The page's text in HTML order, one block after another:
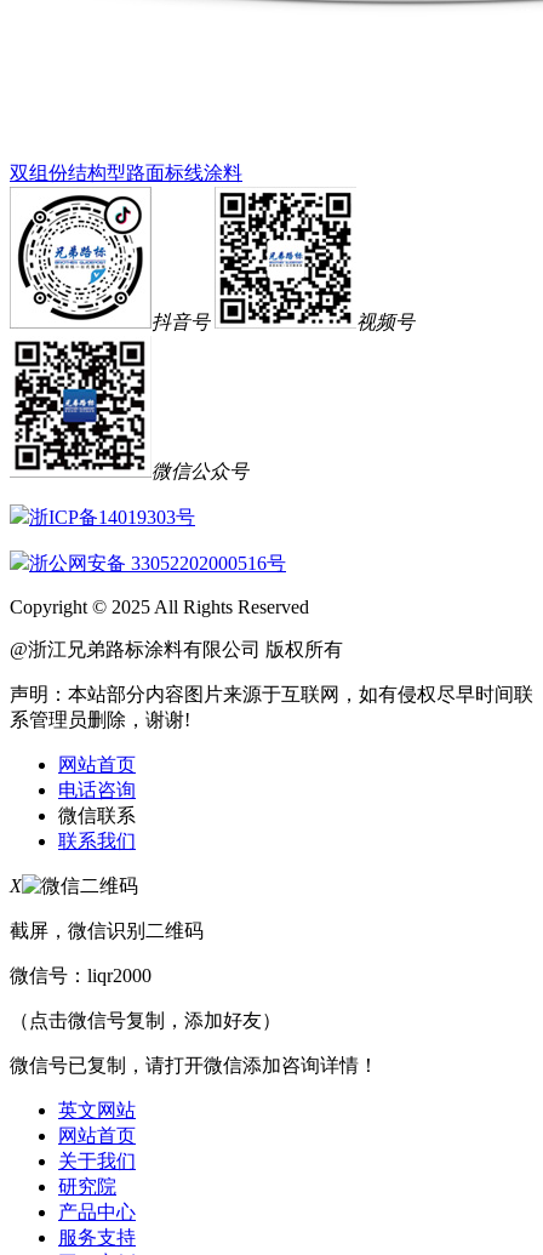
双组份结构型路面标线涂料
抖音号 视频号
微信公众号
浙ICP备14019303号
浙公网安备 33052202000516号
Copyright © 2025 All Rights Reserved
@浙江兄弟路标涂料有限公司 版权所有
声明：本站部分内容图片来源于互联网，如有侵权尽早时间联
系管理员删除，谢谢!
网站首页
电话咨询
微信联系
联系我们
X
截屏，微信识别二维码
微信号： liqr2000
（点击微信号复制，添加好友）
微信号已复制，请打开微信添加咨询详情！
英文网站
网站首页
关于我们
研究院
产品中心
服务支持